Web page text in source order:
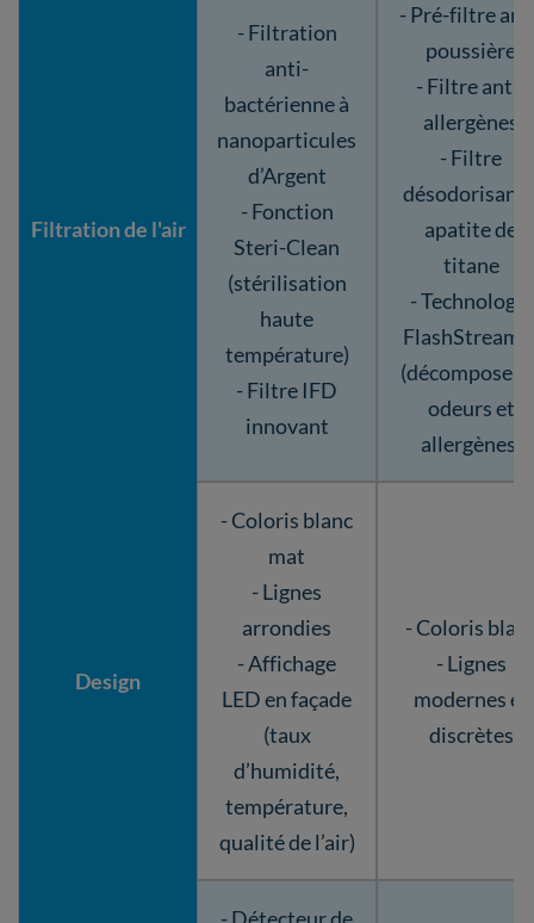
Filtration de l'air
- Filtration
anti-
bactérienne à
nanoparticules
d’Argent
- Fonction
Steri-Clean
(stérilisation
haute
température)
- Filtre IFD
innovant
- Pré-filtre
poussière
- Filtre anti-
allergènes
- Filtre
désodorisant
apatite de
titane
- Technologie
(décompose
odeurs et
allergènes)
Design
- Coloris blanc
mat
- Lignes
arrondies
- Affichage
LED en façade
(taux
d’humidité,
température,
qualité de l’air)
- Coloris
- Lignes
modernes et
discrètes